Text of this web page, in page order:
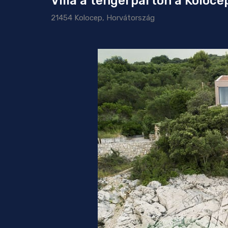
21454 Kolocep, Horvátország